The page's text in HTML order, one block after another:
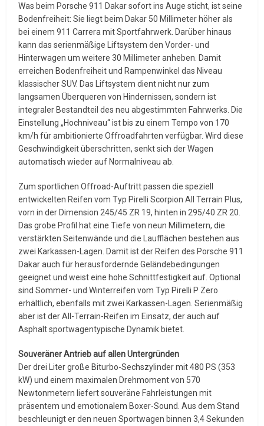
Was beim Porsche 911 Dakar sofort ins Auge sticht, ist seine
Bodenfreiheit: Sie liegt beim Dakar 50 Millimeter höher als
bei einem 911 Carrera mit Sportfahrwerk. Darüber hinaus
kann das serienmäßige Liftsystem den Vorder- und
Hinterwagen um weitere 30 Millimeter anheben. Damit
erreichen Bodenfreiheit und Rampenwinkel das Niveau
klassischer SUV. Das Liftsystem dient nicht nur zum
langsamen Überqueren von Hindernissen, sondern ist
integraler Bestandteil des neu abgestimmten Fahrwerks. Die
Einstellung „Hochniveau“ ist bis zu einem Tempo von 170
km/h für ambitionierte Offroadfahrten verfügbar. Wird diese
Geschwindigkeit überschritten, senkt sich der Wagen
automatisch wieder auf Normalniveau ab.
Zum sportlichen Offroad-Auftritt passen die speziell
entwickelten Reifen vom Typ Pirelli Scorpion All Terrain Plus,
vorn in der Dimension 245/45 ZR 19, hinten in 295/40 ZR 20.
Das grobe Profil hat eine Tiefe von neun Millimetern, die
verstärkten Seitenwände und die Laufflächen bestehen aus
zwei Karkassen-Lagen. Damit ist der Reifen des Porsche 911
Dakar auch für herausfordernde Geländebedingungen
geeignet und weist eine hohe Schnittfestigkeit auf. Optional
sind Sommer- und Winterreifen vom Typ Pirelli P Zero
erhältlich, ebenfalls mit zwei Karkassen-Lagen. Serienmäßig
aber ist der All-Terrain-Reifen im Einsatz, der auch auf
Asphalt sportwagentypische Dynamik bietet.
Souveräner Antrieb auf allen Untergründen
Der drei Liter große Biturbo-Sechszylinder mit 480 PS (353
kW) und einem maximalen Drehmoment von 570
Newtonmetern liefert souveräne Fahrleistungen mit
präsentem und emotionalem Boxer-Sound. Aus dem Stand
beschleunigt er den neuen Sportwagen binnen 3,4 Sekunden